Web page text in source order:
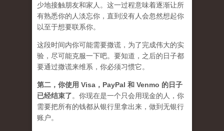
少地接触朋友和家人。这一过程意味着逐渐让所
有熟悉你的人淡忘你，直到没有人会忽然想起你
以至于想要联系你。
这段时间内你可能需要撒谎 ，为了完成伟大的实
验，尽可能克服一下吧。要知道，之后的日子都
要通过撒谎来维系，你必须习惯它。
第二， 你使用 Visa，PayPal 和 Venmo 的日子
已经结束了。你现在是一个只会用现金的人，你
需要把所有的钱都从银行里拿出来，做到无银行
账户。